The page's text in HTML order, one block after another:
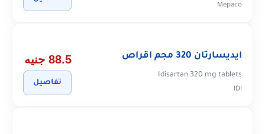
Mepaco
ايديسارتان 320 مجم اقراص
Idisartan 320 mg tablets
IDI
88.5 جنيه
تفاصيل